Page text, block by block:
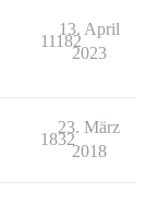
11182
13. April
2023
1832
23. März
2018